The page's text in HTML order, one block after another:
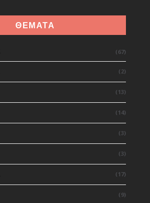
ΘΕΜΑΤΑ
(67)
(2)
(13)
(14)
(3)
(3)
(17)
(9)